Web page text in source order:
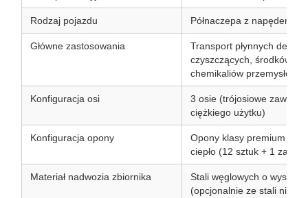
Rodzaj pojazdu Półnaczepa z napędem
Główne zastosowania
Transport płynnych
czyszczących, środków
chemikaliów
Konfiguracja osi
3 osie (trójosiowe
ciężkiego użytku)
Konfiguracja opony
Opony klasy premium o
ciepło (12 sztuk + 1
Materiał nadwozia zbiornika
Stali węglowych o wysokiej
(opcjonalnie ze stali